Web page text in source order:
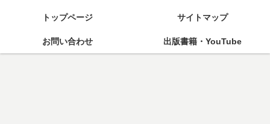
トップページ サイトマップ
お問い合わせ 出版書籍・YouTube